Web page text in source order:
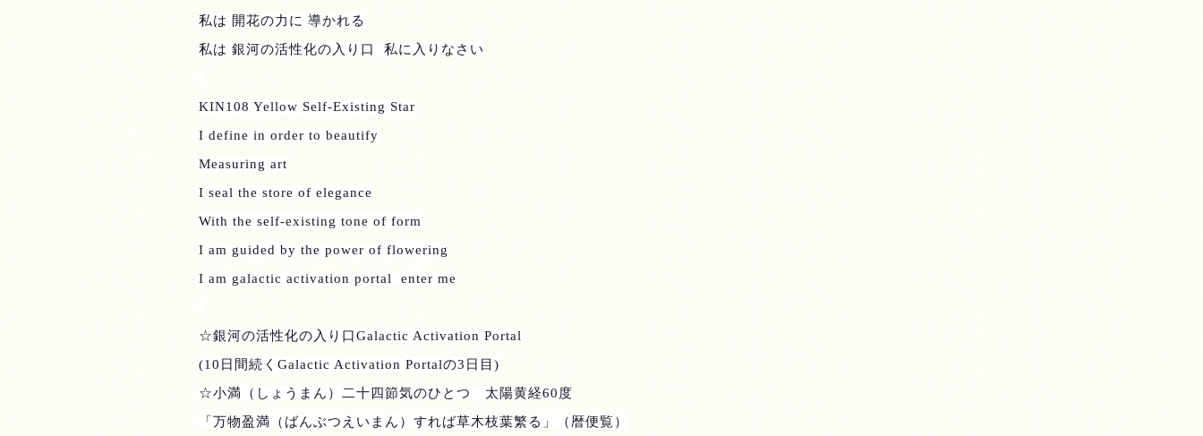
私は 開花の力に 導かれる
私は 銀河の活性化の入り口
私に入りなさい
KIN108 Yellow Self-Existing Star
I define in order to beautify
Measuring art
I seal the store of elegance
With the self-existing tone of form
I am guided by the power of flowering
I am galactic activation portal enter me
☆銀河の活性化の入り口Galactic Activation Portal
(10 日間続く Galactic Activation Portalの3 日目 )
☆小満（しょうまん）二十四節気のひとつ 太陽黄経60 度
「万物盈満（ばんぶつえいまん）すれば草木枝葉繁る」（暦便覧）